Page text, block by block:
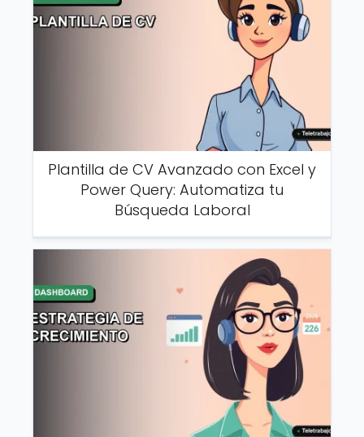
Plantilla de CV Avanzado con Excel y
Power Query: Automatiza tu
Búsqueda Laboral